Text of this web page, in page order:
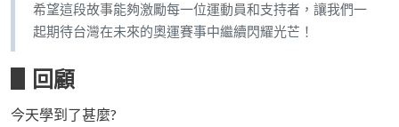
希望這段故事能夠激勵每一位運動員和支持者，讓我們一
起期待台灣在未來的奧運賽事中繼續閃耀光芒！
▋回顧
今天學到了甚麼?